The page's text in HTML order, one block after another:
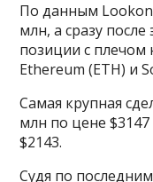
По данным
млн, а сразу
позиции с плечом
Ethereum (ETH) и
Самая крупная
млн по цене
$2143.
Судя по